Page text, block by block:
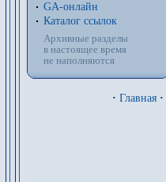
GA-онлайн
Каталог ссылок
Архивные разделы
в настоящее время
не наполняются
· Главная ·